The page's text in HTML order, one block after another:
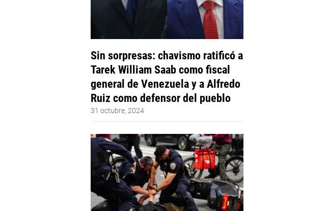
Sin sorpresas: chavismo ratificó a
Tarek William Saab como fiscal
general de Venezuela y a Alfredo
Ruiz como defensor del pueblo
31 octubre, 2024